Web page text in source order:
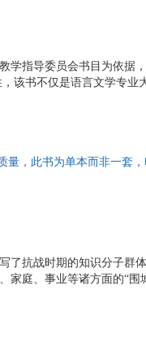
学指导委员会书目为依据
该书不仅是语言文学专业
、丰富文化底蕴、促进
量，此书为单本而非一套，
了抗战时期的知识分子群
家庭、事业等诸方面的“围